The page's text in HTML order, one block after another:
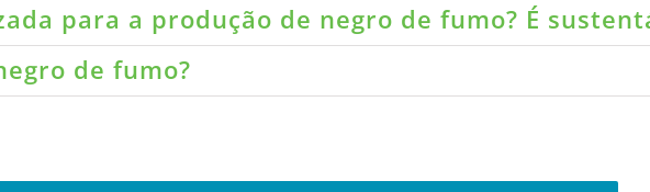
para a produção de negro de fumo? É
de fumo?